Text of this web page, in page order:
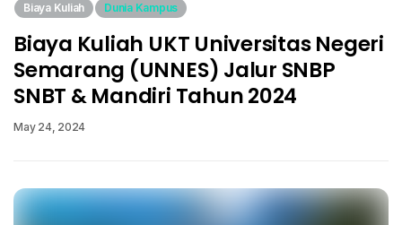
Biaya Kuliah Dunia Kampus
Biaya Kuliah UKT Universitas Negeri
Semarang (UNNES) Jalur SNBP
SNBT & Mandiri Tahun 2024
May 24, 2024